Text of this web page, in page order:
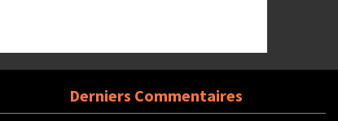
Derniers Commentaires